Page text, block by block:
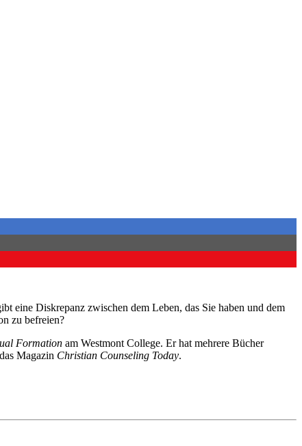
eine Diskrepanz zwischen dem Leben, das Sie haben und dem
zu befreien?
Formation am Westmont College. Er hat mehrere Bücher
Magazin Christian Counseling Today.